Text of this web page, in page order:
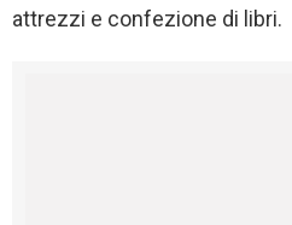
attrezzi e confezione di libri.